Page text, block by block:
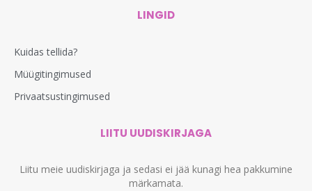
LINGID
Kuidas tellida?
Müügitingimused
Privaatsustingimused
LIITU UUDISKIRJAGA
Liitu meie uudiskirjaga ja sedasi ei jää kunagi hea pakkumine
märkamata.